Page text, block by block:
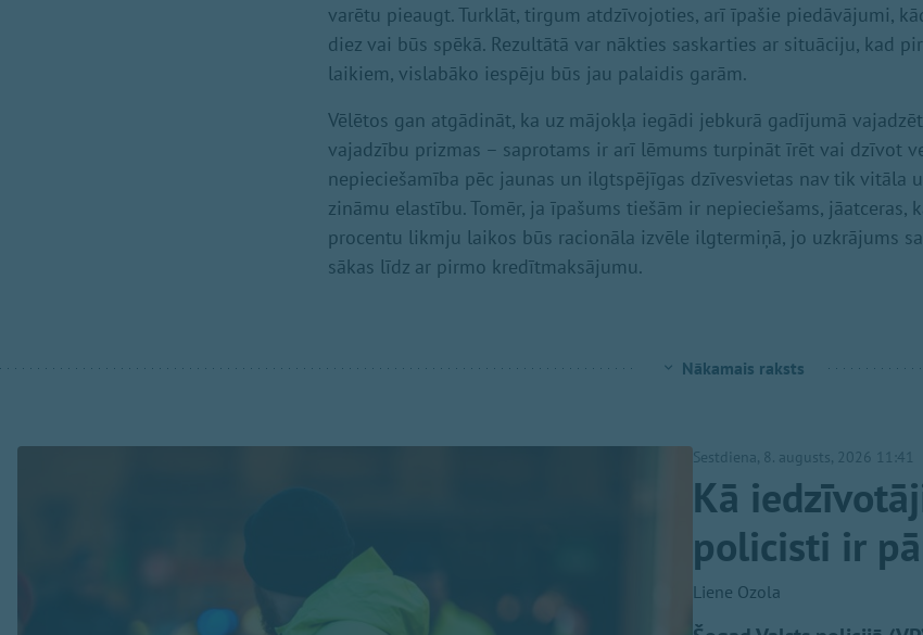
varētu pieaugt. Turklāt, tirgum atdzīvojoties, arī īpašie piedāvājumi,
diez vai būs spēkā. Rezultātā var nākties saskarties ar situāciju, kad
laikiem, vislabāko iespēju būs jau palaidis garām.
Vēlētos gan atgādināt, ka uz mājokļa iegādi jebkurā gadījumā
vajadzību prizmas – saprotams ir arī lēmums turpināt īrēt vai dzīvot
nepieciešamība pēc jaunas un ilgtspējīgas dzīvesvietas nav tik vitāla
zināmu elastību. Tomēr, ja īpašums tiešām ir nepieciešams, jāatceras,
procentu likmju laikos būs racionāla izvēle ilgtermiņā, jo uzkrājums
sākas līdz ar pirmo kredītmaksājumu.
Nākamais raksts
Sestdiena, 8. augusts, 2026 11:41
Kā
policisti ir
Liene Ozola